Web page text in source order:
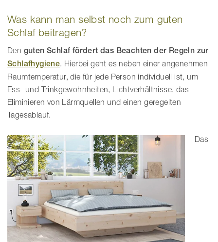
Was kann man selbst noch zum guten
Schlaf beitragen?
Den guten Schlaf fördert das Beachten der Regeln zur
Schlafhygiene. Hierbei geht es neben einer angenehmen
Raumtemperatur, die für jede Person individuell ist, um
Ess- und Trinkgewohnheiten, Lichtverhältnisse, das
Eliminieren von Lärmquellen und einen geregelten
Tagesablauf.
Das